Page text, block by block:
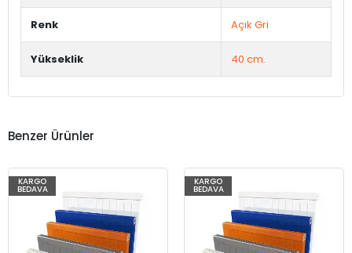
Renk Açık Gri
Yükseklik 40 cm.
Benzer Ürünler
KARGO
BEDAVA
KARGO
BEDAVA